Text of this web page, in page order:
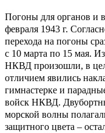
Погоны для органов и
февраля 1943 г.
перехода на погоны
с 10 марта по 15 мая.
НКВД произошли, в
отличием явились
гимнастерке и
войск НКВД.
морской волны
защитного цвета –